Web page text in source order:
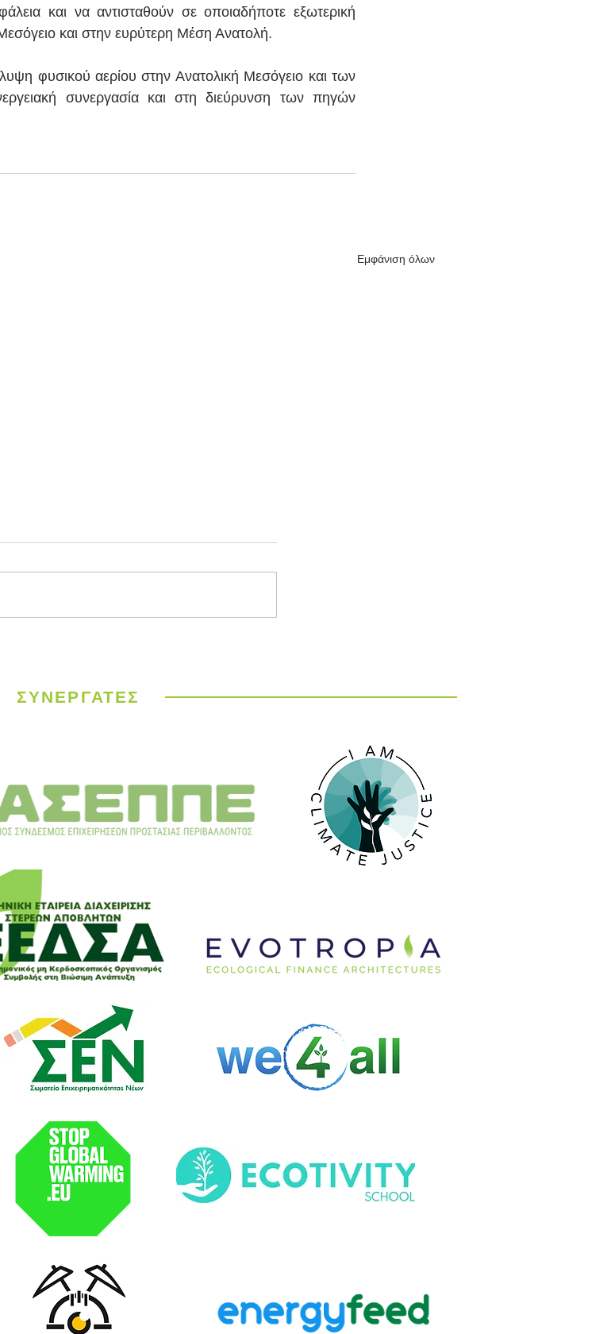
και να αντισταθούν σε οποιαδήποτε εξωτερική
και στην ευρύτερη Μέση Ανατολή.
φυσικού αερίου στην Ανατολική Μεσόγειο και των
συνεργασία και στη διεύρυνση των πηγών
Εμφάνιση όλων
σαρώνει την
ΣΥΝΕΡΓΑΤΕΣ